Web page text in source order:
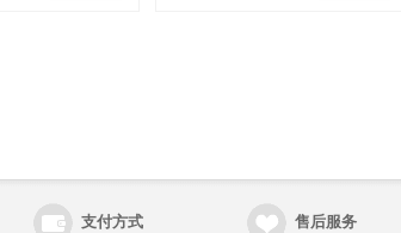
支付方式 售后服务